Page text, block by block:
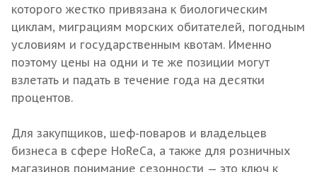
которого жестко привязана к биологическим
циклам, миграциям морских обитателей, погодным
условиям и государственным квотам. Именно
поэтому цены на одни и те же позиции могут
взлетать и падать в течение года на десятки
процентов.
Для закупщиков, шеф-поваров и владельцев
бизнеса в сфере HoReCa, а также для розничных
магазинов понимание сезонности — это ключ к